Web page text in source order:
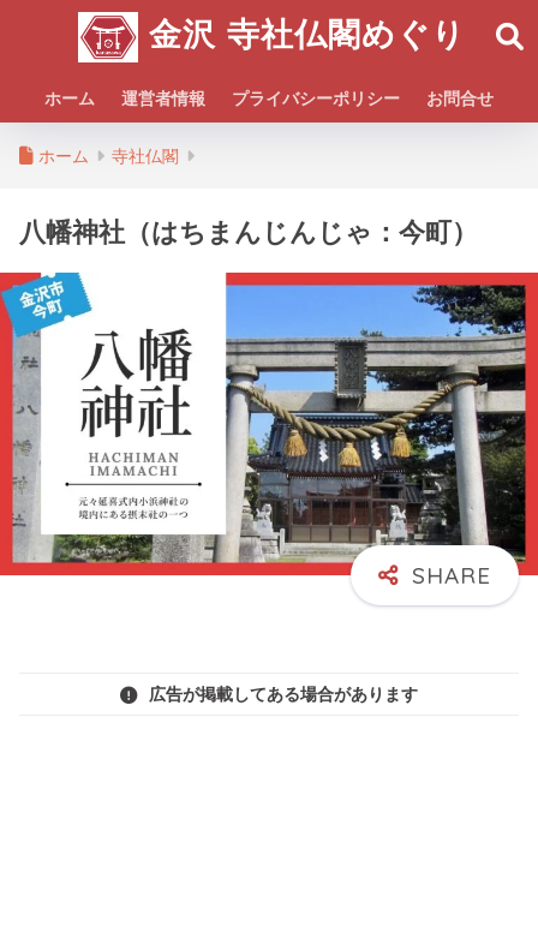
金沢 寺社仏閣めぐり
ホーム 運営者情報 プライバシーポリシー お問合せ
ホーム 寺社仏閣
八幡神社（はちまんじんじゃ：今町）
広告が掲載してある場合があります